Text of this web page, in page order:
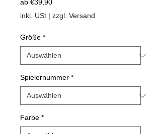
ab €39,90
inkl. USt | zzgl. Versand
Größe *
Spielernummer *
Farbe *